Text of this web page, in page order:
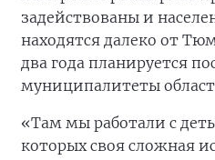
задействованы и
находятся далеко от
два года планируется
муниципалитеты
«Там мы работали с
которых своя сложная